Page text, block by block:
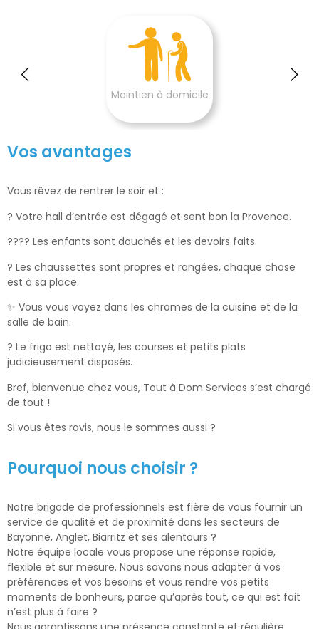
Maintien à domicile
Vos avantages
Vous rêvez de rentrer le soir et :
? Votre hall d’entrée est dégagé et sent bon la Provence.
?‍?‍?‍? Les enfants sont douchés et les devoirs faits.
? Les chaussettes sont propres et rangées, chaque chose
est à sa place.
✨ Vous vous voyez dans les chromes de la cuisine et de la
salle de bain.
? Le frigo est nettoyé, les courses et petits plats
judicieusement disposés.
Bref, bienvenue chez vous, Tout à Dom Services s’est chargé
de tout !
Si vous êtes ravis, nous le sommes aussi ?
Pourquoi nous choisir ?
Notre brigade de professionnels est fière de vous fournir un
service de qualité et de proximité dans les secteurs de
Bayonne, Anglet, Biarritz et ses alentours ?
Notre équipe locale vous propose une réponse rapide,
flexible et sur mesure. Nous savons nous adapter à vos
préférences et vos besoins et vous rendre vos petits
moments de bonheurs, parce qu’après tout, ce qui est fait
n’est plus à faire ?